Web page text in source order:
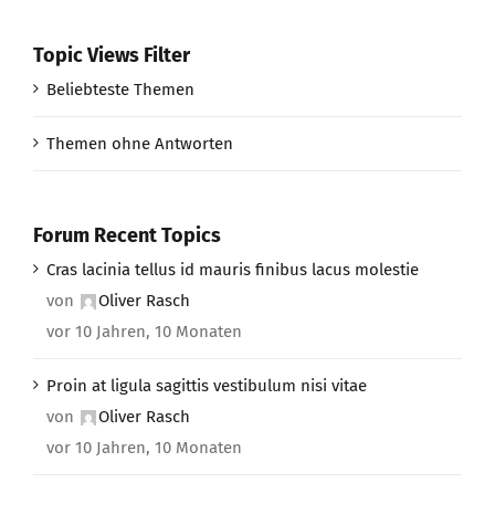
Topic Views Filter
Beliebteste Themen
Themen ohne Antworten
Forum Recent Topics
Cras lacinia tellus id mauris finibus lacus molestie
von
Oliver Rasch
vor 10 Jahren, 10 Monaten
Proin at ligula sagittis vestibulum nisi vitae
von
Oliver Rasch
vor 10 Jahren, 10 Monaten